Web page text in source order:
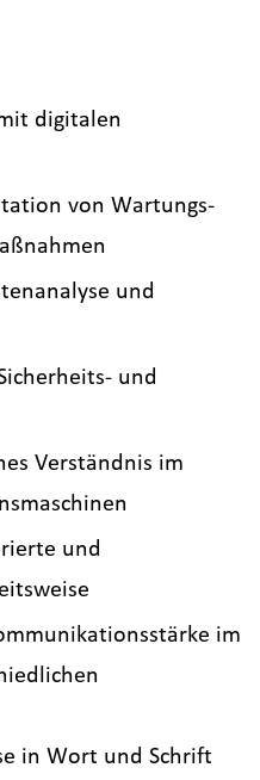
digitalen
von Wartungs-
und
und
Verständnis im
und
im
in Wort und Schrift